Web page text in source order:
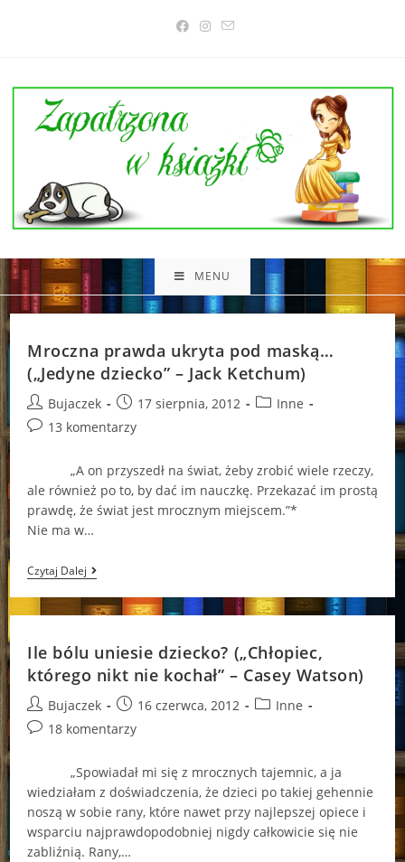
MENU
Mroczna prawda ukryta pod maską…
(„Jedyne dziecko” – Jack Ketchum)
Post
author:
Bujaczek
Post
published:
17 sierpnia, 2012
PostInne
Post13 komentarzy
„A on przyszedł na świat, żeby zrobić wiele rzeczy,
ale również po to, by dać im nauczkę. Przekazać im prostą
prawdę, że świat jest mrocznym miejscem.”*
Nie ma w…
Czytaj DalejMroczna
Prawda
Ukryta
Pod
(„Jedyne
Dziecko”
–
Jack
Ketchum)
Ile bólu uniesie dziecko? („Chłopiec,
którego nikt nie kochał” – Casey Watson)
Post
author:
Bujaczek
Post
published:
16 czerwca, 2012
PostInne
Post18 komentarzy
„Spowiadał mi się z mrocznych tajemnic, a ja
wiedziałam z doświadczenia, że dzieci po takiej gehennie
noszą w sobie rany, które nawet przy najlepszej opiece i
wsparciu najprawdopodobniej nigdy całkowicie się nie
zabliźnią. Rany,…